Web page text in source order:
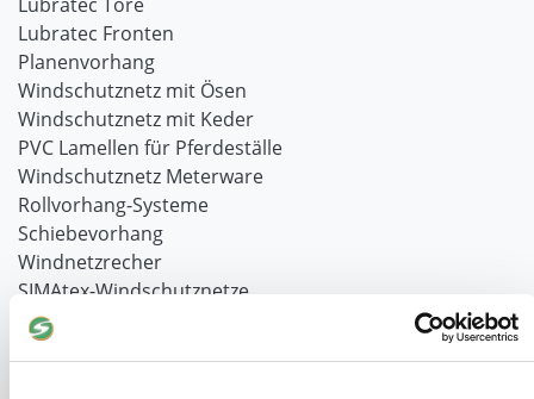
Lubratec Fronten
Planenvorhang
Windschutznetz mit Ösen
Windschutznetz mit Keder
PVC Lamellen für Pferdeställe
Windschutznetz Meterware
Rollvorhang-Systeme
Schiebevorhang
Windnetzrecher
SIMAtex-Windschutznetze
Windschutznetze für Carports und Terrassen